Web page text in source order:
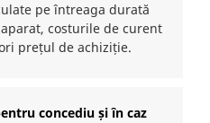
pe întreaga durată
costurile de curent
prețul de achiziție.
concediu și în caz